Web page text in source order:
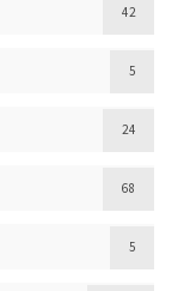
42
5
24
68
5